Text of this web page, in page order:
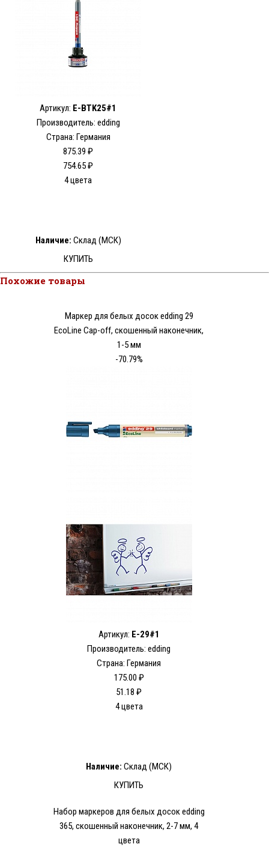
Артикул: E-BTK25#1
Производитель: edding
Страна: Германия
875.39 ₽
754.65 ₽
4 цвета
Наличие: Склад (МСК)
КУПИТЬ
Похожие товары
Маркер для белых досок edding 29
EcoLine Cap-off, скошенный наконечник,
1-5 мм
-70.79%
Артикул: E-29#1
Производитель: edding
Страна: Германия
175.00 ₽
51.18 ₽
4 цвета
Наличие: Склад (МСК)
КУПИТЬ
Набор маркеров для белых досок edding
365, скошенный наконечник, 2-7 мм, 4
цвета